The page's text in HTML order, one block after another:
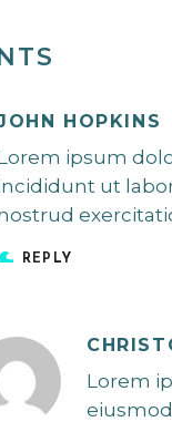
HOPKINS
ipsum
ut
REPLY
Lorem